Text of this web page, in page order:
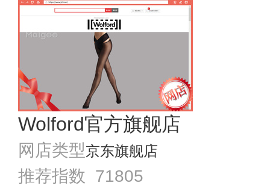
Wolford官方旗舰店
网店类型京东旗舰店
推荐指数 71805